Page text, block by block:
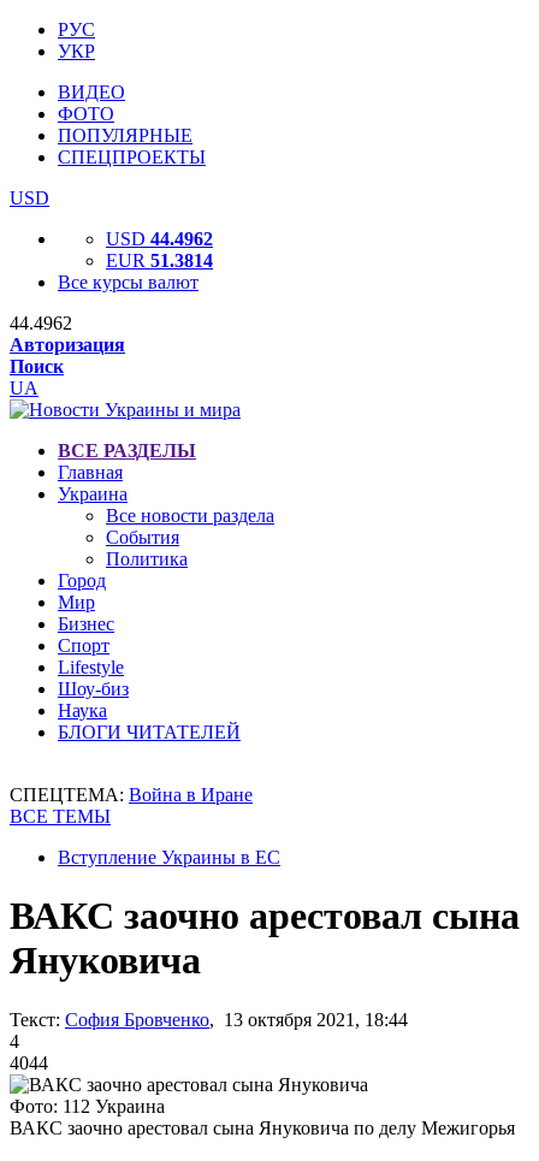
РУС
УКР
ВИДЕО
ФОТО
ПОПУЛЯРНЫЕ
СПЕЦПРОЕКТЫ
USD
USD 44.4962
EUR 51.3814
Все курсы валют
44.4962
Авторизация
Поиск
UA
ВСЕ РАЗДЕЛЫ
Главная
Украина
Все новости раздела
События
Политика
Город
Мир
Бизнес
Спорт
Lifestyle
Шоу-биз
Наука
БЛОГИ ЧИТАТЕЛЕЙ
СПЕЦТЕМА: Война в Иране
ВСЕ ТЕМЫ
Вступление Украины в ЕС
ВАКС заочно арестовал сына
Януковича
Текст: София Бровченко, 13 октября 2021, 18:44
4
4044
Фото: 112 Украина
ВАКС заочно арестовал сына Януковича по делу Межигорья